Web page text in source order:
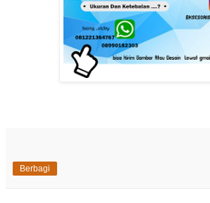
Berbagi